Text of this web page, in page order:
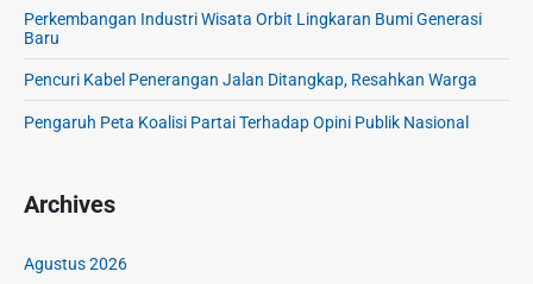
k
b
i
d
Perkembangan Industri Wisata Orbit Lingkaran Bumi Generasi
Baru
Pencuri Kabel Penerangan Jalan Ditangkap, Resahkan Warga
Pengaruh Peta Koalisi Partai Terhadap Opini Publik Nasional
Archives
Agustus 2026